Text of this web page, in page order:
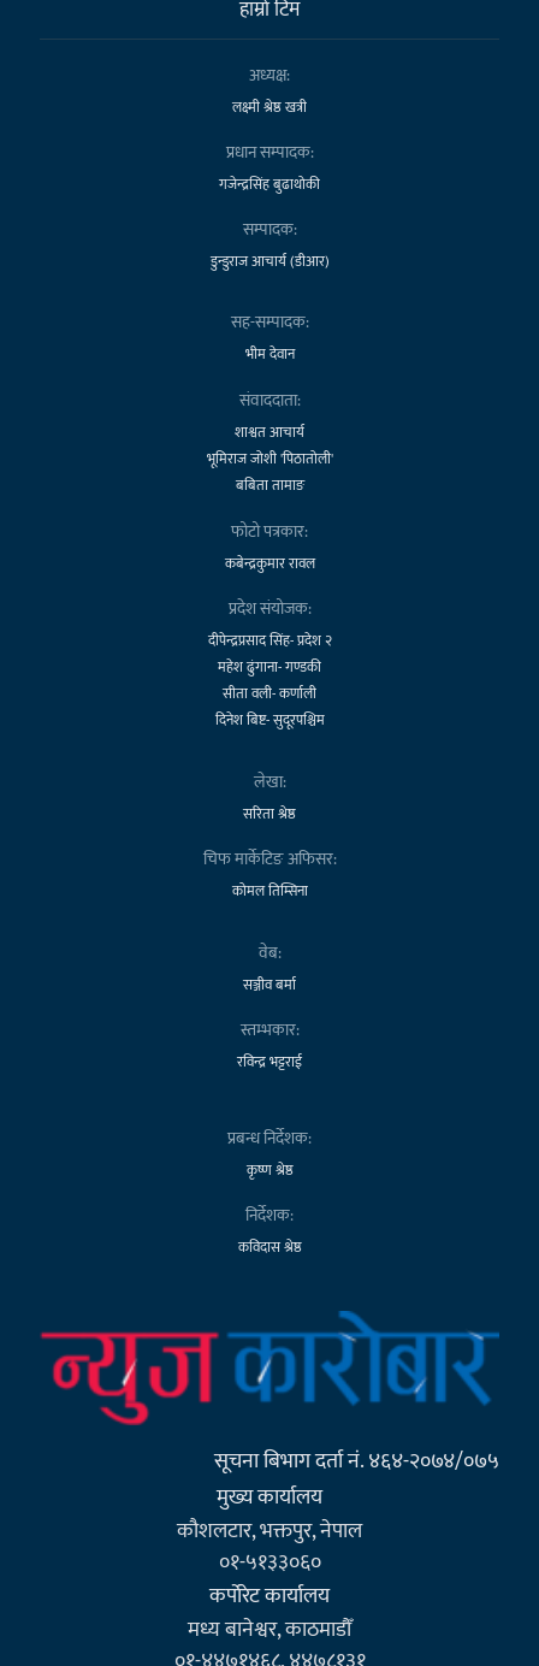
हाम्राे टिम
अध्यक्ष:
लक्ष्मी श्रेष्ठ खत्री
प्रधान सम्पादक:
गजेन्द्रसिंह बुढाथोकी
सम्पादक:
डुन्डुराज आचार्य (डीआर)
सह-सम्पादक:
भीम देवान
संवाददाता:
शाश्वत आचार्य
भूमिराज जोशी 'पिठातोली'
बबिता तामाङ
फोटो पत्रकार:
कबेन्द्रकुमार रावल
प्रदेश संयोजक:
दीपेन्द्रप्रसाद सिंह- प्रदेश २
महेश ढुंगाना- गण्डकी
सीता वली- कर्णाली
दिनेश बिष्ट- सुदूरपश्चिम
लेखा:
सरिता श्रेष्ठ
चिफ मार्केटिङ अफिसर:
कोमल तिम्सिना
वेब:
सञ्जीव बर्मा
स्तम्भकार:
रविन्द्र भट्टराई
प्रबन्ध निर्देशक:
कृष्ण श्रेष्ठ
निर्देशक:
कविदास श्रेष्ठ
सूचना बिभाग दर्ता नं. ४६४-२०७४/०७५
मुख्य कार्यालय
कौशलटार, भक्तपुर, नेपाल
०१-५१३३०६०
कर्पाेरेट कार्यालय
मध्य बानेश्वर, काठमाडौँ